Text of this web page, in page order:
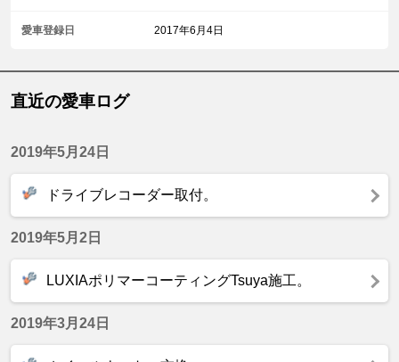
愛車登録日 2017年6月4日
直近の愛車ログ
2019年5月24日
ドライブレコーダー取付。
2019年5月2日
LUXIAポリマーコーティングTsuya施工。
2019年3月24日